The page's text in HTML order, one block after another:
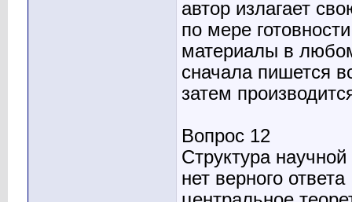
автор излагает
по мере
материалы в
сначала пишется
затем
Вопрос 12
Структура
нет верного ответа